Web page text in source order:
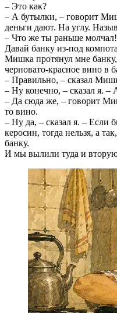
– Это как?
– А бутылки, – говорит
деньги дают. На углу.
– Что же ты раньше
Давай банку из-под
Мишка протянул мне
черновато-красное вино в
– Правильно, – сказал
– Ну конечно, – сказал я. –
– Да сюда же, – говорит
то вино.
– Ну да, – сказал я. – Если
керосин, тогда нельзя, а
банку.
И мы вылили туда и